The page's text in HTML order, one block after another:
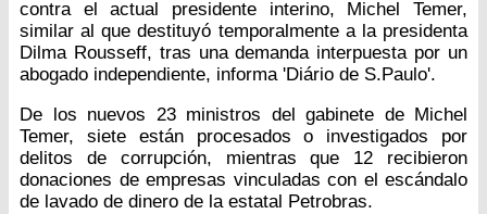
contra el actual presidente interino, Michel Temer,
similar al que destituyó temporalmente a la presidenta
Dilma Rousseff, tras una demanda interpuesta por un
abogado independiente, informa 'Diário de S.Paulo'.
De los nuevos 23 ministros del gabinete de Michel
Temer, siete están procesados o investigados por
delitos de corrupción, mientras que 12 recibieron
donaciones de empresas vinculadas con el escándalo
de lavado de dinero de la estatal Petrobras.